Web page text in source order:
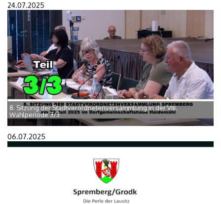
24.07.2025
8. Sitzung der Stadtverordnetenversammlung in der VIII.
Wahlperiode 3/3
06.07.2025